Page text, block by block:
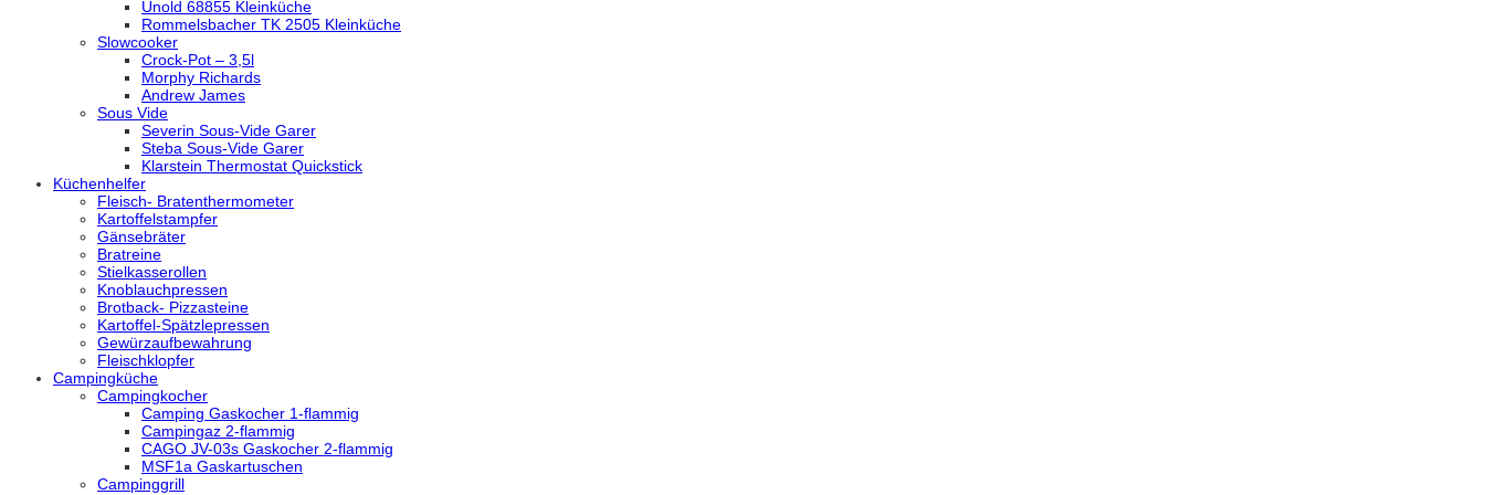
Unold 68855 Kleinküche
Rommelsbacher TK 2505 Kleinküche
Slowcooker
Crock-Pot – 3,5l
Morphy Richards
Andrew James
Sous Vide
Severin Sous-Vide Garer
Steba Sous-Vide Garer
Klarstein Thermostat Quickstick
Küchenhelfer
Fleisch- Bratenthermometer
Kartoffelstampfer
Gänsebräter
Bratreine
Stielkasserollen
Knoblauchpressen
Brotback- Pizzasteine
Kartoffel-Spätzlepressen
Gewürzaufbewahrung
Fleischklopfer
Campingküche
Campingkocher
Camping Gaskocher 1-flammig
Campingaz 2-flammig
CAGO JV-03s Gaskocher 2-flammig
MSF1a Gaskartuschen
Campinggrill